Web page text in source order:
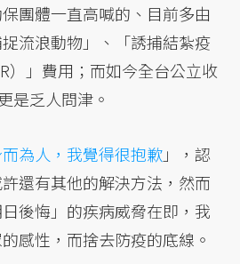
團體一直高喊的、目前多由
流浪動物」、「誘捕結紮疫
）」費用；而如今全台公立收
是乏人問津。
為人，我覺得很抱歉」，認
還有其他的解決方法，然而
後悔」的疾病威脅在即，我
感性，而捨去防疫的底線。